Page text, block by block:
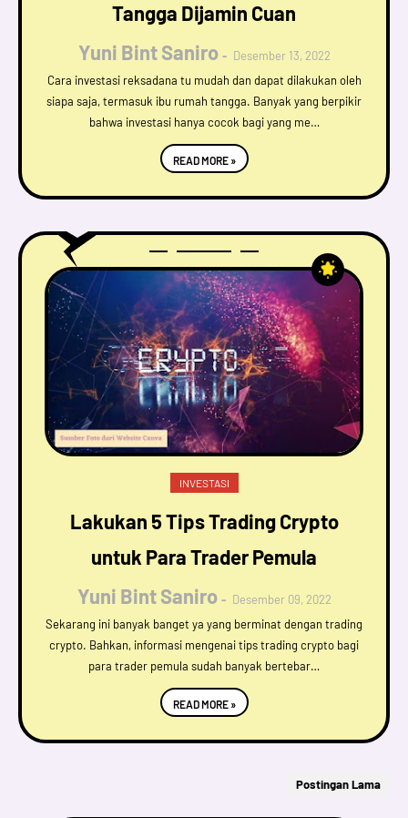
Tangga Dijamin Cuan
Yuni Bint Saniro
Desember 13, 2022
Cara investasi reksadana tu mudah dan dapat dilakukan oleh
siapa saja, termasuk ibu rumah tangga. Banyak yang berpikir
bahwa investasi hanya cocok bagi yang me…
READ MORE »
INVESTASI
Lakukan 5 Tips Trading Crypto
untuk Para Trader Pemula
Yuni Bint Saniro
Desember 09, 2022
Sekarang ini banyak banget ya yang berminat dengan trading
crypto. Bahkan, informasi mengenai tips trading crypto bagi
para trader pemula sudah banyak bertebar…
READ MORE »
Postingan Lama